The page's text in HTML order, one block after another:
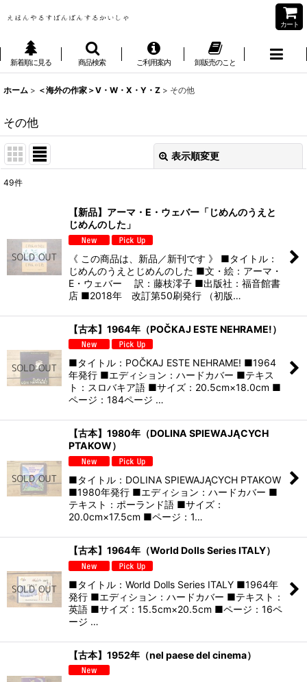
カート
新着順に見る 商品検索 ご利用案内 卸販売のこと
ホーム > ＜海外の作家＞V・W・X・Y・Z > その他
その他
表示順変更
絞り込む
49件
【新品】アーマ・E・ウェバー「じめんのうえと
じめんのした」
《 この商品は、新品／新刊です 》 ■タイトル：
じめんのうえとじめんのした ■文・絵：アーマ・
E・ウェバー 訳：藤枝澪子 ■出版社：福音館書
店 ■2018年 改訂第50刷発行 （初版…
【古本】1964年（POČKAJ ESTE NEHRAME!）
■タイトル：POČKAJ ESTE NEHRAME! ■1964
年発行 ■エディション：ハードカバー ■テキス
ト：スロバキア語 ■サイズ：20.5cm×18.0cm ■
ページ：184ページ …
【古本】1980年（DOLINA SPIEWAJĄCYCH
PTAKOW）
■タイトル：DOLINA SPIEWAJĄCYCH PTAKOW
■1980年発行 ■エディション：ハードカバー ■
テキスト：ポーランド語 ■サイズ：
20.0cm×17.5cm ■ページ：1…
【古本】1964年（World Dolls Series ITALY）
■タイトル：World Dolls Series ITALY ■1964年
発行 ■エディション：ハードカバー ■テキスト：
英語 ■サイズ：15.5cm×20.5cm ■ページ：16ペ
ージ …
【古本】1952年（nel paese del cinema）